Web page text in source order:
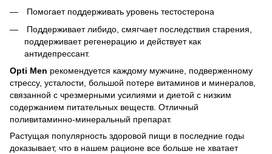
Помогает поддерживать уровень тестостерона
Поддерживает либидо, смягчает последствия старения,
поддерживает регенерацию и действует как
антидепрессант.
Opti Men рекомендуется каждому мужчине, подверженному
стрессу, усталости, большой потере витаминов и минералов,
связанной с чрезмерными усилиями и диетой с низким
содержанием питательных веществ. Отличный
поливитаминно-минеральный препарат.
Растущая популярность здоровой пищи в последние годы
доказывает, что в нашем рационе все больше не хватает